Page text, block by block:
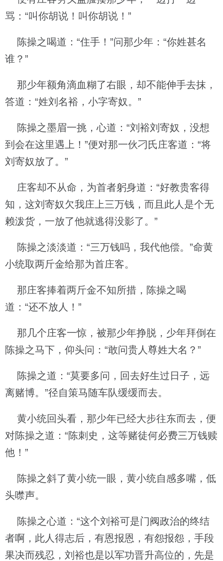
骂：“叫你胡说！叫你胡说！”
陈操之喝道：“住手！”问那少年：“你姓甚名
谁？”
那少年额角滴血糊了右眼，却不能伸手去抹，
答道：“姓刘名裕，小字寄奴。”
陈操之墨眉一挑，心道：“刘裕刘寄奴，没想
到会在这里遇上！”便对那一伙刁氏庄客道：“将
刘寄奴放了。”
庄客却不从命，为首者躬身道：“好教贵客得
知，这刘寄奴欠我庄上三万钱，而且此人是个无
赖泼货，一放了他就逃得没影了。”
陈操之淡淡道：“三万钱吗，我代他偿。”命黄
小统取两斤金给那为首庄客。
那庄客捧着两斤金不知所措，陈操之喝
道：“还不放人！”
那几个庄客一惊，被那少年挣脱，少年拜倒在
陈操之马下，仰头问：“敢问贵人尊姓大名？”
陈操之道：“莫要多问，回去好生过日子，远
离赌博。”径自策马随车队缓缓而去。
黄小统回头看，那少年已经大步往东而去，便
对陈操之道：“陈刺史，这等赌徒何必费三万钱赎
他！”
陈操之斜了黄小统一眼，黄小统自感多嘴，低
头噤声。
陈操之心道：“这个刘裕可是门阀政治的终结
者啊，此人得志后，有恩报恩，有怨报怨，手段
果决而残忍，刘裕也是以军功晋升高位的，先是